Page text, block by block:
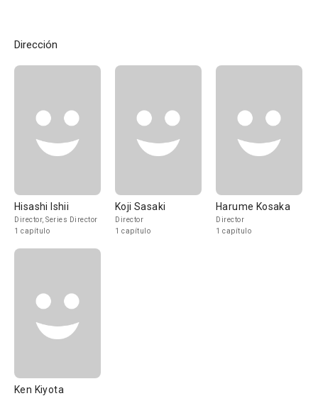
Dirección
Hisashi Ishii
Director, Series Director
1 capítulo
Koji Sasaki
Director
1 capítulo
Harume Kosaka
Director
1 capítulo
Ken Kiyota